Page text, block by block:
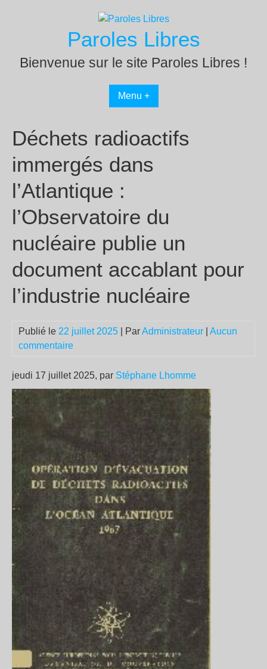
Paroles Libres
Bienvenue sur le site Paroles Libres !
Menu +
Déchets radioactifs
immergés dans
l’Atlantique :
l’Observatoire du
nucléaire publie un
document accablant pour
l’industrie nucléaire
Publié le 22 juillet 2025 | ParAdministrateur
Aucun
commentaire
jeudi 17 juillet 2025, par Stéphane Lhomme